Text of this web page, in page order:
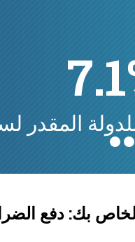
المقدر لسنة
بك: دفع